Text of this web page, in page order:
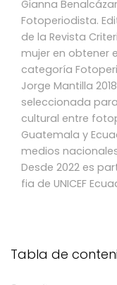
Gianna
Fotoperiodista.
de la Revista
mujer en obtener
categoría
Jorge Mantilla
seleccionada
cultural entre
Guatemala y
medios
Desde 2022 es
fia de UNICEF
Tabla de